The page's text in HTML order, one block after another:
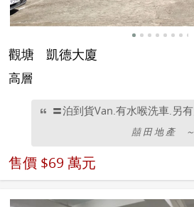
觀塘 凱德大廈
高層
〓泊到貨Van.有水喉洗車.另
囍 田 地 產
售價 $69 萬元